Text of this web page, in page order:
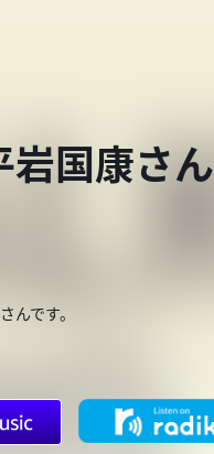
国康さん
んです。